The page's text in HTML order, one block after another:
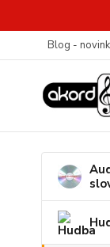
Blog -